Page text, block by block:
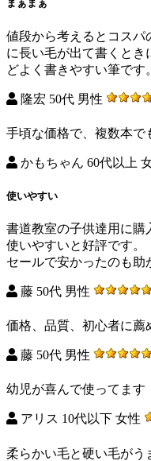
まぁまぁ
値段から考えるとコスパ
に長い毛が出て書くとき
どよく書きやすい筆です。
隆宏 50代 男性
手頃な価格で、複数本で
かもちゃん 60代以上
使いやすい
書道教室の子供達用に購
使いやすいと好評です。
セールで安かったのも助
藤 50代 男性
価格、品質、初心者に薦
藤 50代 男性
幼児が喜んで使ってます
アリス 10代以下 女性
柔らかい毛と硬い毛がう